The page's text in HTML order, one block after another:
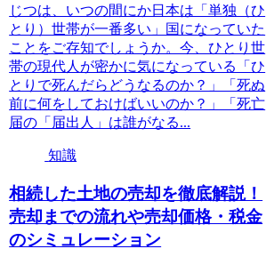
じつは、いつの間にか日本は「単独（ひ
とり）世帯が一番多い」国になっていた
ことをご存知でしょうか。今、ひとり世
帯の現代人が密かに気になっている「ひ
とりで死んだらどうなるのか？」「死ぬ
前に何をしておけばいいのか？」「死亡
届の「届出人」は誰がなる...
知識
相続した土地の売却を徹底解説！
売却までの流れや売却価格・税金
のシミュレーション